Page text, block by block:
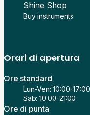
Shine Shop
Buy instruments
Orari di apertura
Ore standard
Lun-Ven: 10:00-17:00
Sab: 10:00-21:00
Ore di punta